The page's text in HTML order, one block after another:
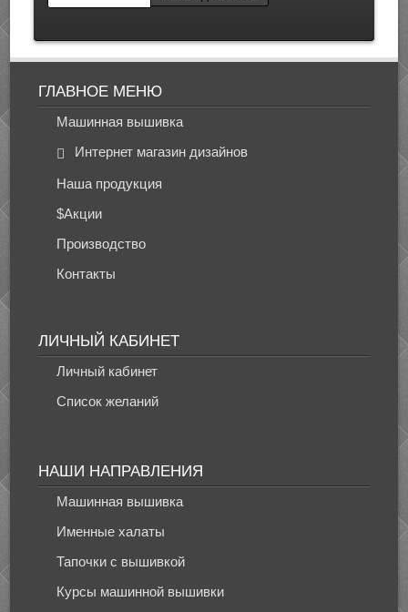
ГЛАВНОЕ МЕНЮ
Машинная вышивка
Интернет магазин дизайнов
Наша продукция
$Акции
Производство
Контакты
ЛИЧНЫЙ КАБИНЕТ
Личный кабинет
Список желаний
НАШИ НАПРАВЛЕНИЯ
Машинная вышивка
Именные халаты
Тапочки с вышивкой
Курсы машинной вышивки